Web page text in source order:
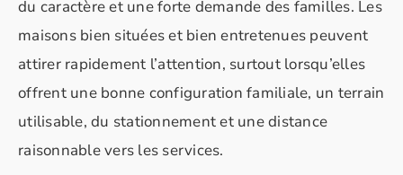
du caractère et une forte demande des familles. Les
maisons bien situées et bien entretenues peuvent
attirer rapidement l’attention, surtout lorsqu’elles
offrent une bonne configuration familiale, un terrain
utilisable, du stationnement et une distance
raisonnable vers les services.